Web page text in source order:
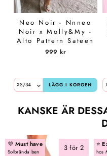
Neo Noir - Nnneo
Noir x Molly&My -
Alto Pattern Sateen
Dress 166828 - 754
999 kr
LÄGG I KORGEN
KANSKE ÄR
3 för 2
💜 Must have
Solbrända ben
⭐️
hos